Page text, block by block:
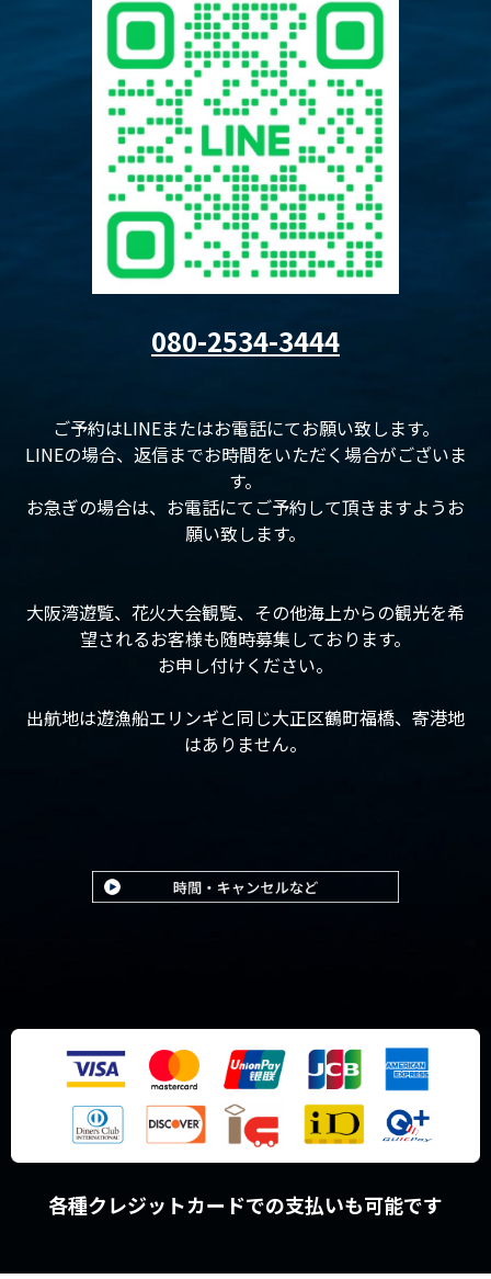
080-2534-3444
ご予約はLINEまたはお電話にてお願い致します。
LINEの場合、返信までお時間をいただく場合がございま
す。
お急ぎの場合は、お電話にてご予約して頂きますようお
願い致します。
大阪湾遊覧、花火大会観覧、その他海上からの観光を希
望されるお客様も随時募集しております。
お申し付けください。
出航地は遊漁船エリンギと同じ大正区鶴町福橋、寄港地
はありません。
各種クレジットカードでの支払いも可能です